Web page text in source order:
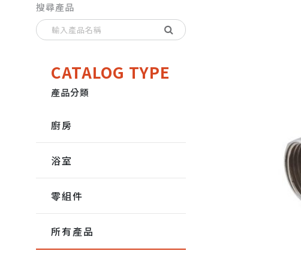
搜尋產品
CATALOG TYPE
產品分類
廚房
浴室
零組件
所有產品